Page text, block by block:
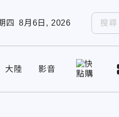
四 8月6日, 2026
大陸 影音